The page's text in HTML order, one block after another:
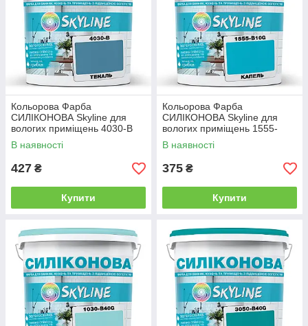
Кольорова Фарба
СИЛІКОНОВА Skyline для
вологих приміщень 4030-B
Теналь 1л
В наявності
427 ₴
Купити
Кольорова Фарба
СИЛІКОНОВА Skyline для
вологих приміщень 1555-
B10G Капель 1л
В наявності
375 ₴
Купити